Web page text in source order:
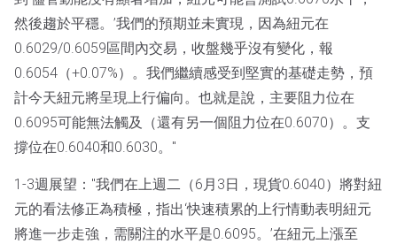
然後趨於平穩。’我們的預期並未實現，因為紐元在
0.6029/0.6059區間內交易，收盤幾乎沒有變化，報
0.6054（+0.07%）。我們繼續感受到堅實的基礎走勢，預
計今天紐元將呈現上行偏向。也就是說，主要阻力位在
0.6095可能無法觸及（還有另一個阻力位在0.6070）。支
撐位在0.6040和0.6030。"
1-3週展望："我們在上週二（6月3日，現貨0.6040）將對紐
元的看法修正為積極，指出‘快速積累的上行情動表明紐元
將進一步走強，需關注的水平是0.6095。’在紐元上漲至